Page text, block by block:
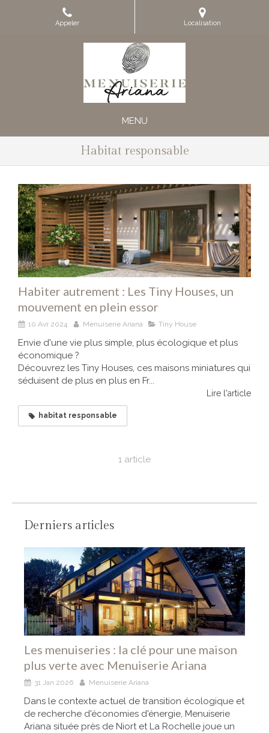
Appeler Localisation
MENU
Habitat responsable
Habiter autrement : Les Tiny Houses, un
mouvement en plein essor
10 Avr 2024 Menuiserie Ariana Tiny House
Envie d'une vie plus simple, plus écologique et plus
économique ?
Découvrez les Tiny Houses, ces maisons miniatures qui
séduisent de plus en plus en Fr...
Lire l'article
habitat responsable
1 article
Derniers articles
Les menuiseries : la clé pour une maison
plus verte avec Menuiserie Ariana
31 Jan 2026 Menuiserie Ariana
Dans le contexte actuel de transition écologique et
de recherche d'économies d'énergie, Menuiserie
Ariana située près de Niort et La Rochelle joue un